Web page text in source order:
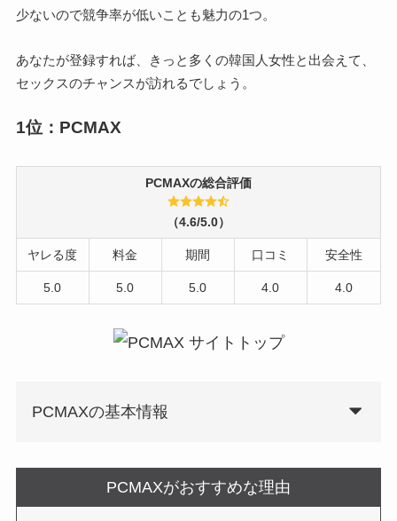
少ないので競争率が低いことも魅力の1つ。
あなたが登録すれば、きっと多くの韓国人女性と出会えて、
セックスのチャンスが訪れるでしょう。
1位：PCMAX
PCMAXの総合評価
（4.6/5.0）
ヤレる度 料金 期間 口コミ 安全性
5.0 5.0 5.0 4.0 4.0
PCMAXの基本情報
PCMAXがおすすめな理由